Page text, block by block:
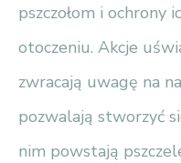
pszczołom i ochrony
otoczeniu. Akcje
zwracają uwagę na
pozwalają stworzyć
nim powstają